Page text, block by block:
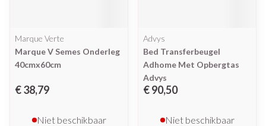
Marque Verte
Marque V Semes Onderleg
40cmx60cm
€ 38,79
Niet beschikbaar
Advys
Bed Transferbeugel
Adhome Met Opbergtas
Advys
€ 90,50
Niet beschikbaar